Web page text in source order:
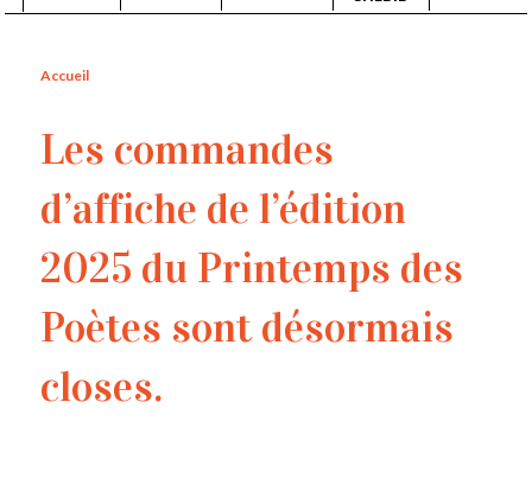
Accueil
Les commandes
d’affiche de l’édition
2025 du Printemps des
Poètes sont désormais
closes.